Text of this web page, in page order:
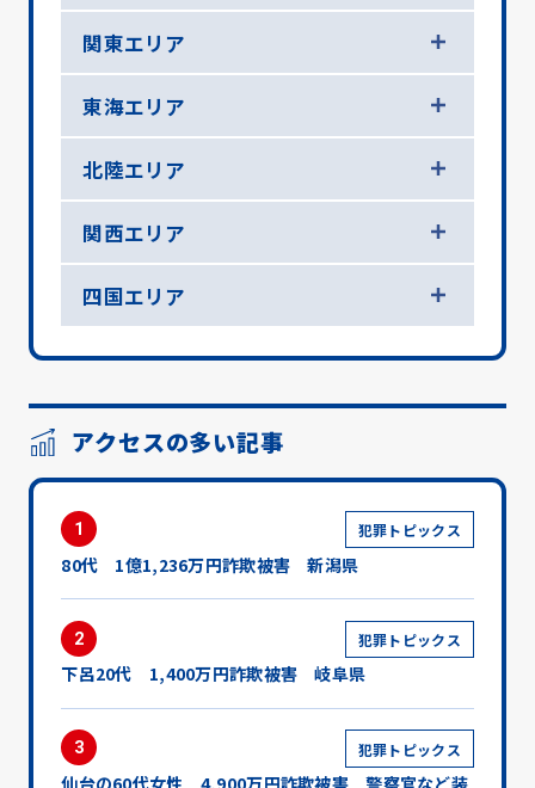
関東エリア
東海エリア
北陸エリア
関西エリア
四国エリア
アクセスの多い記事
1 犯罪トピックス
80代 1億1,236万円詐欺被害 新潟県
2 犯罪トピックス
下呂20代 1,400万円詐欺被害 岐阜県
3 犯罪トピックス